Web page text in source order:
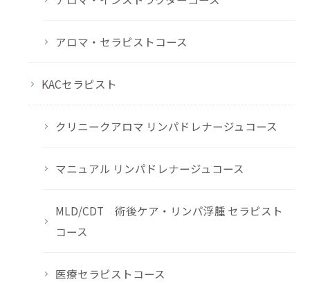
アロマ・セラピストコース
KACセラピスト
クリニークアロマ リンパドレナージュコース
マニュアル リンパドレナージュコース
MLD/CDT 術後ケア・リンパ浮腫 セラピスト
コース
医療セラピストコース